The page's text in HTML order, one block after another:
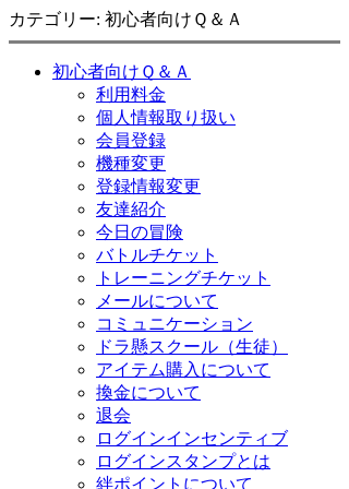
カテゴリー: 初心者向けＱ＆Ａ
初心者向けＱ＆Ａ
利用料金
個人情報取り扱い
会員登録
機種変更
登録情報変更
友達紹介
今日の冒険
バトルチケット
トレーニングチケット
メールについて
コミュニケーション
ドラ懸スクール（生徒）
アイテム購入について
換金について
退会
ログインインセンティブ
ログインスタンプとは
絆ポイントについて